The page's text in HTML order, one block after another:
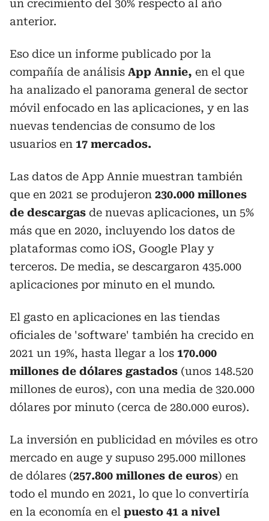
un crecimiento del 30% respecto al año
anterior.
Eso dice un informe publicado por la
compañía de análisis App Annie, en el que
ha analizado el panorama general de sector
móvil enfocado en las aplicaciones, y en las
nuevas tendencias de consumo de los
usuarios en 17 mercados.
Las datos de App Annie muestran también
que en 2021 se produjeron 230.000 millones
de descargas de nuevas aplicaciones, un 5%
más que en 2020, incluyendo los datos de
plataformas como iOS, Google Play y
terceros. De media, se descargaron 435.000
aplicaciones por minuto en el mundo.
El gasto en aplicaciones en las tiendas
oficiales de 'software' también ha crecido en
2021 un 19%, hasta llegar a los 170.000
millones de dólares gastados (unos 148.520
millones de euros), con una media de 320.000
dólares por minuto (cerca de 280.000 euros).
La inversión en publicidad en móviles es otro
mercado en auge y supuso 295.000 millones
de dólares (257.800 millones de euros) en
todo el mundo en 2021, lo que lo convertiría
en la economía en el puesto 41 a nivel